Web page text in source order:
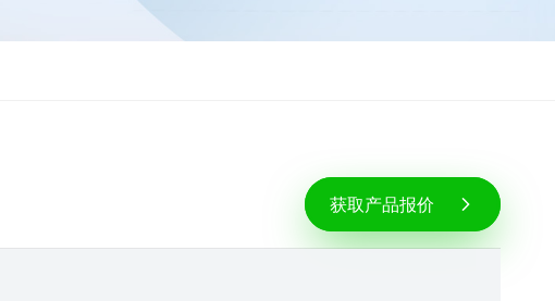
获取产品报价